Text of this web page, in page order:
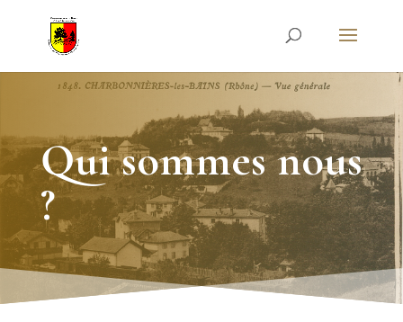
Qui sommes nous
?